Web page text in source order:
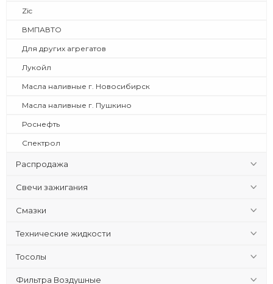
Zic
ВМПАВТО
Для других агрегатов
Лукойл
Масла наливные г. Новосибирск
Масла наливные г. Пушкино
Роснефть
Спектрол
Распродажа
Свечи зажигания
Смазки
Технические жидкости
Тосолы
Фильтра Воздушные